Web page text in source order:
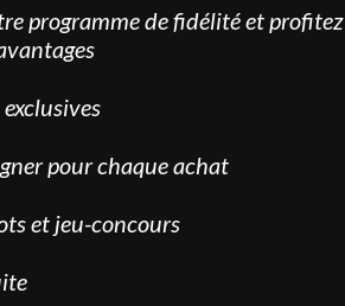
programme de fidélité et profitez
pour chaque achat
et jeu-concours